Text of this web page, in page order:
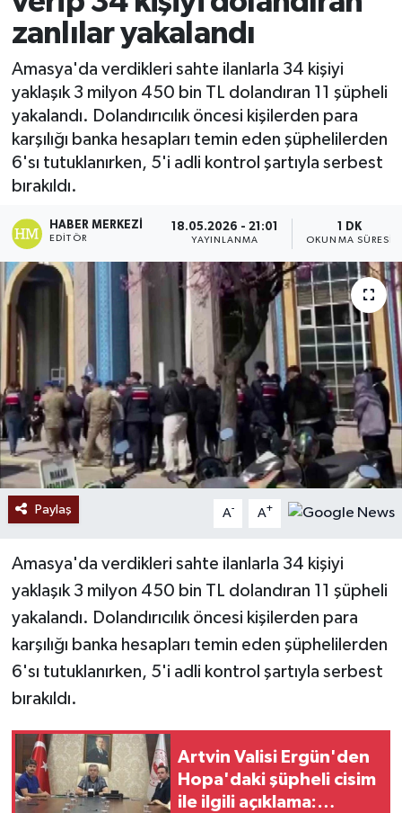
zanlılar yakalandı
Amasya'da verdikleri sahte ilanlarla 34 kişiyi
yaklaşık 3 milyon 450 bin TL dolandıran 11 şüpheli
yakalandı. Dolandırıcılık öncesi kişilerden para
karşılığı banka hesapları temin eden şüphelilerden
6'sı tutuklanırken, 5'i adli kontrol şartıyla serbest
bırakıldı.
HABER MERKEZI
EDITÖR
18.05.2026 - 21:01
YAYINLANMA
1 DK
OKUNMA SÜRESI
Paylaş A- A+
Amasya'da verdikleri sahte ilanlarla 34 kişiyi
yaklaşık 3 milyon 450 bin TL dolandıran 11 şüpheli
yakalandı. Dolandırıcılık öncesi kişilerden para
karşılığı banka hesapları temin eden şüphelilerden
6'sı tutuklanırken, 5'i adli kontrol şartıyla serbest
bırakıldı.
Artvin Valisi Ergün'den
Hopa'daki şüpheli cisim
ile ilgili açıklama:
Ekonomi
Sağlık
Tokat Haber